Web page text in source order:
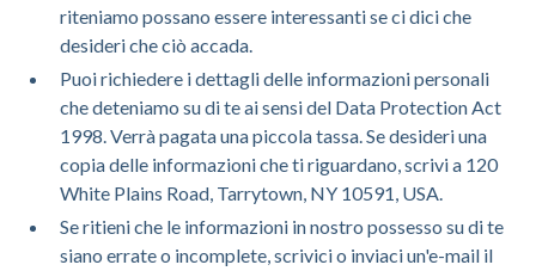
riteniamo possano essere interessanti se ci dici che
desideri che ciò accada.
Puoi richiedere i dettagli delle informazioni personali
che deteniamo su di te ai sensi del Data Protection Act
1998. Verrà pagata una piccola tassa. Se desideri una
copia delle informazioni che ti riguardano, scrivi a 120
White Plains Road, Tarrytown, NY 10591, USA.
Se ritieni che le informazioni in nostro possesso su di te
siano errate o incomplete, scrivici o inviaci un'e-mail il